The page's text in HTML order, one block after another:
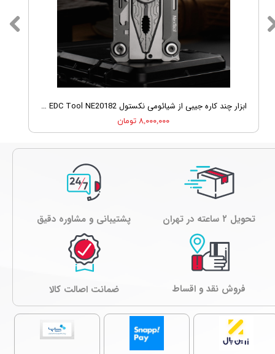
ابزار چند کاره جیبی از شیائومی نکستول Nextool Silver Blade EDC Tool NE20182
۸,۰۰۰,۰۰۰ تومان
تحویل ۲ ساعته در تهران پشتیبانی و مشاوره دقیق
فروش نقد و اقساط ﺿﻤﺎﻧﺖ اصالت کالا